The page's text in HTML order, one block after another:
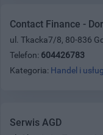
Contact Finance -
ul. Tkacka7/8, 80-836
Telefon: 604426783
Kategoria: Handel i
Serwis AGD